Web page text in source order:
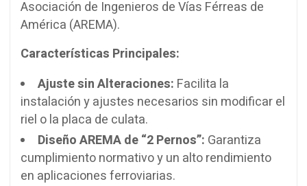
Asociación de Ingenieros de Vías Férreas de
América (AREMA).
Características Principales:
Ajuste sin Alteraciones: Facilita la
instalación y ajustes necesarios sin modificar el
riel o la placa de culata.
Diseño AREMA de “2 Pernos”: Garantiza
cumplimiento normativo y un alto rendimiento
en aplicaciones ferroviarias.